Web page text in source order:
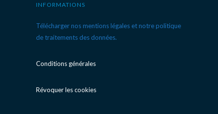
INFORMATIONS
Télécharger nos mentions légales et notre politique
de traitements des données.
Conditions générales
Révoquer les cookies